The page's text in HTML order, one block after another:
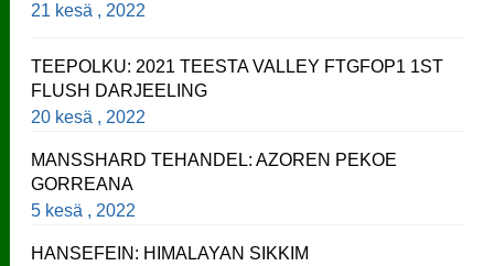
21 kesä , 2022
TEEPOLKU: 2021 TEESTA VALLEY FTGFOP1 1ST
FLUSH DARJEELING
20 kesä , 2022
MANSSHARD TEHANDEL: AZOREN PEKOE
GORREANA
5 kesä , 2022
HANSEFEIN: HIMALAYAN SIKKIM